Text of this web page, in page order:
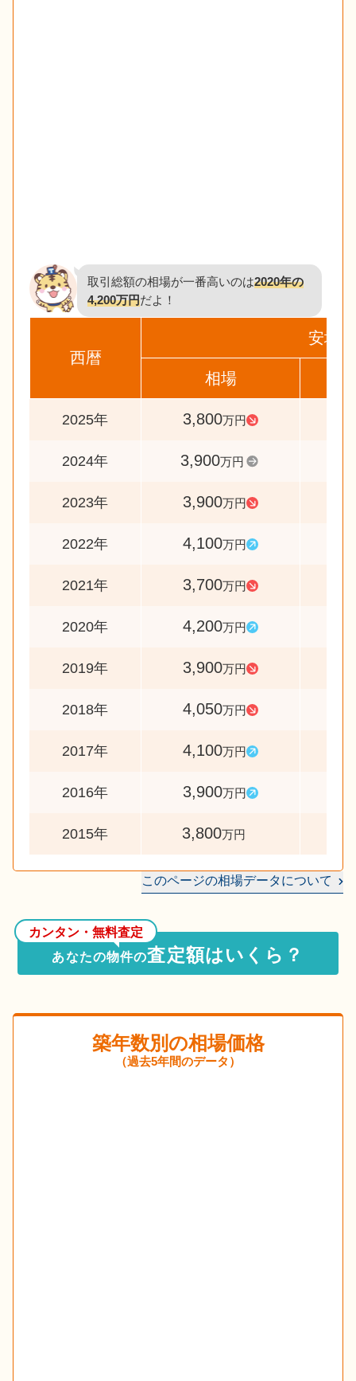
取引総額の相場が一番高いのは2020年の
4,200万円だよ！
西暦
安城市
相場
2025年 3,800万円
2024年 3,900万円
2023年 3,900万円
2022年 4,100万円
2021年 3,700万円
2020年 4,200万円
2019年 3,900万円
2018年 4,050万円
2017年 4,100万円
2016年 3,900万円
2015年 3,800万円
このページの相場データについて
カンタン・無料査定
あなたの物件の査定額はいくら？
築年数別の相場価格
（過去5年間のデータ）